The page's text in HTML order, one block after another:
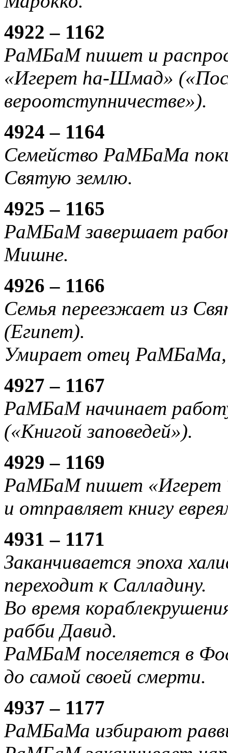
4922 – 1162
РаМБаМ пишет и
«Игерет hа-Шмад»
вероотступничестве»).
4924 – 1164
Семейство РаМБаМа
Святую землю.
4925 – 1165
РаМБаМ завершает
Мишне.
4926 – 1166
Семья переезжает из
(Египет).
Умирает отец
4927 – 1167
РаМБаМ начинает
(«Книгой заповедей»).
4929 – 1169
РаМБаМ пишет «Игерет
и отправляет книгу
4931 – 1171
Заканчивается эпоха
переходит к Салладину.
Во время
рабби Давид.
РаМБаМ поселяется в
до самой своей смерти.
4937 – 1177
РаМБаМа избирают